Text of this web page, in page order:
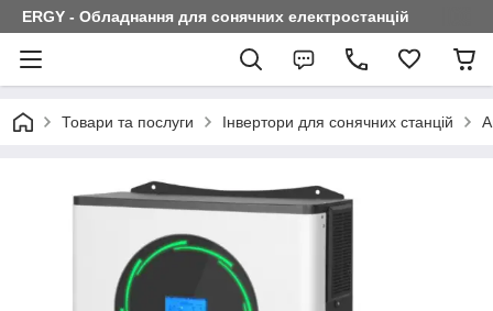
ERGY - Обладнання для сонячних електростанцій
Товари та послуги Інвертори для сонячних станцій